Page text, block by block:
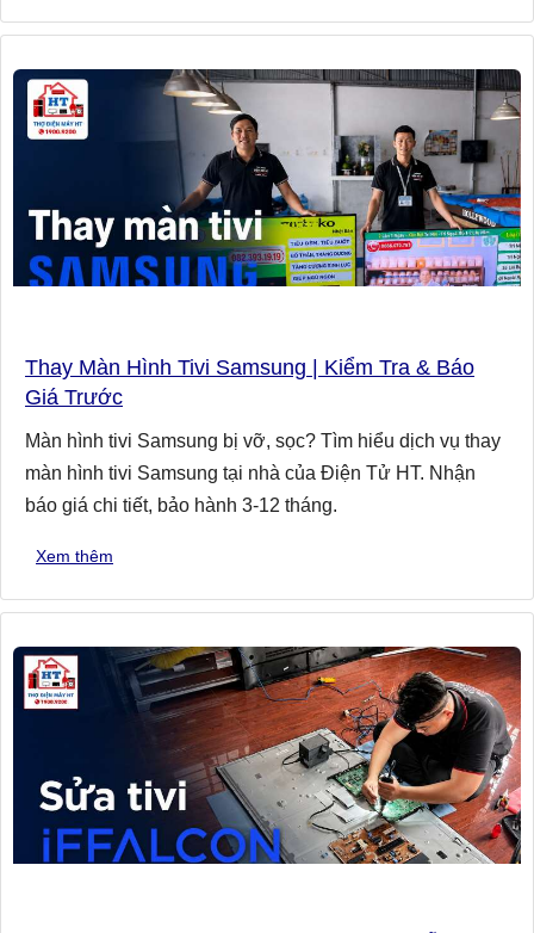
Thay Màn Hình Tivi Samsung | Kiểm Tra & Báo
Giá Trước
Màn hình tivi Samsung bị vỡ, sọc? Tìm hiểu dịch vụ thay
màn hình tivi Samsung tại nhà của Điện Tử HT. Nhận
báo giá chi tiết, bảo hành 3-12 tháng.
Xem thêm